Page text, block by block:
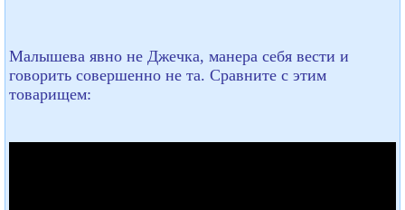
Малышева явно не Джечка, манера себя вести и
говорить совершенно не та. Сравните с этим
товарищем: